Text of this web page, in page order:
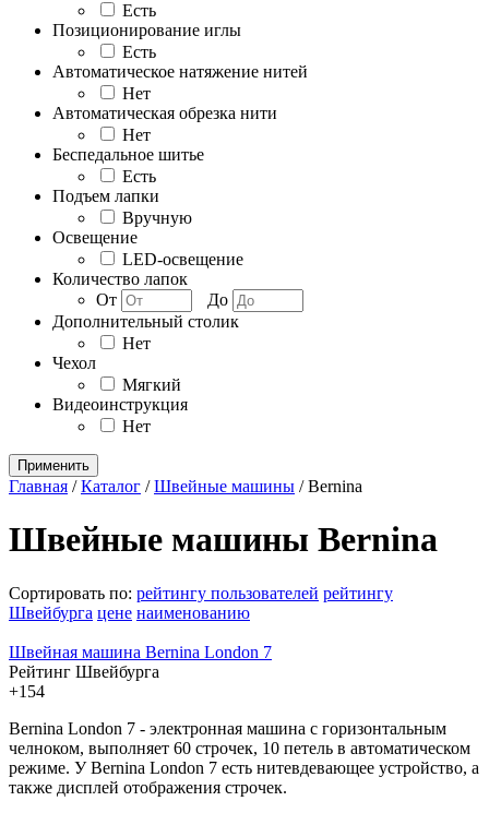
Есть
Позиционирование иглы
Есть
Автоматическое натяжение нитей
Нет
Автоматическая обрезка нити
Нет
Беспедальное шитье
Есть
Подъем лапки
Вручную
Освещение
LED-освещение
Количество лапок
От
До
Дополнительный столик
Нет
Чехол
Мягкий
Видеоинструкция
Нет
Применить
Главная /Каталог /Швейные машины /Bernina
Швейные машины Bernina
Сортировать по: рейтингу пользователей рейтингу
Швейбурга цене наименованию
Швейная машина Bernina London 7
Рейтинг Швейбурга
+154
Bernina London 7 - электронная машина с горизонтальным
челноком, выполняет 60 строчек, 10 петель в автоматическом
режиме. У Bernina London 7 есть нитевдевающее устройство, а
также дисплей отображения строчек.